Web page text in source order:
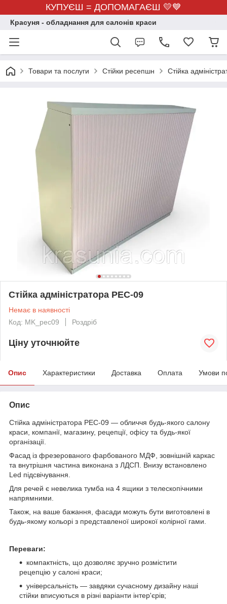
КУПУЄШ = ДОПОМАГАЄШ 💛💙
Красуня - обладнання для салонів краси
Товари та послуги Стійки ресепшн Стійка
Стійка адміністратора PEC-09
Немає в наявності
Код: MK_pec09
Роздріб
Ціну уточнюйте
Опис Характеристики Доставка Оплата Умови
Опис
Стійка адміністратора PEC-09 — обличчя будь-якого салону
краси, компанії, магазину, рецепції, офісу та будь-якої
організації.
Фасад із фрезерованого фарбованого МДФ, зовнішній каркас
та внутрішня частина виконана з ЛДСП. Внизу встановлено
Led підсвічування.
Для речей є невелика тумба на 4 ящики з телескопічними
напрямними.
Також, на ваше бажання, фасади можуть бути виготовлені в
будь-якому кольорі з представленої широкої колірної гами.
Переваги:
компактність, що дозволяє зручно розмістити
рецепцію у салоні краси;
універсальність — завдяки сучасному дизайну наші
стійки вписуються в різні варіанти інтер'єрів;